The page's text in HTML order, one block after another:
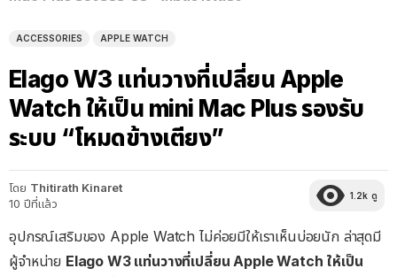
ACCESSORIES APPLE WATCH
Elago W3 แท่นวางที่เปลี่ยน Apple
Watch ให้เป็น mini Mac Plus รองรับ
ระบบ “โหมดข้างเตียง”
โดย Thitirath Kinaret
10 ปีที่แล้ว
1.2k ดู
อุปกรณ์เสริมของ Apple Watch ไม่ค่อยมีให้เราเห็นบ่อยนัก ล่าสุดมี
ผู้จำหน่าย Elago W3 แท่นวางที่เปลี่ยน Apple Watch ให้เป็น